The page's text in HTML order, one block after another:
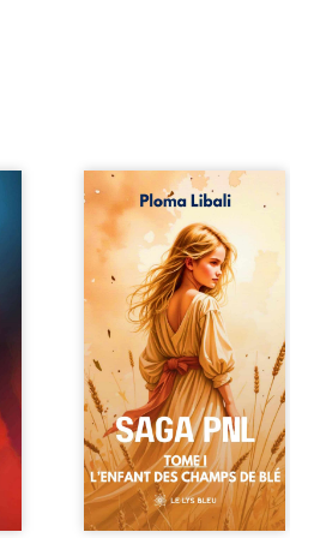
Autrefois, les
champs d’Atlantis
vibraient sous le
vent et les enfants
couraient dans les
blés. Puis la
couronne plia le
genou, livrant son
peuple à l’ombre
d’Ivorny. À Atove,
Luwel aurait pu
disparaître dans
les ruines de son
destin ; pourtant,
sous les pierres
d’un temple
oublié, des